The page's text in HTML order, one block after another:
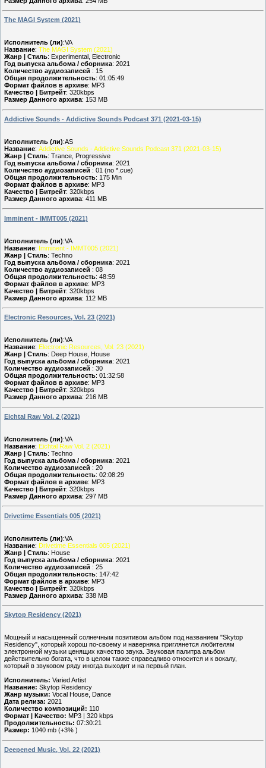
The MAGI System (2021)
Исполнитель (ли):VA
Название: The MAGI System (2021)
Жанр | Стиль: Experimental, Electronic
Год выпуска альбома / сборника: 2021
Количество аудиозаписей : 15
Общая продолжительность: 01:05:49
Формат файлов в архиве: MP3
Качество | Битрейт: 320kbps
Размер Данного архива: 153 MB
Addictive Sounds - Addictive Sounds Podcast 371 (2021-03-15)
Исполнитель (ли):AS
Название: Addictive Sounds - Addictive Sounds Podcast 371 (2021-03-15)
Жанр | Стиль: Trance, Progressive
Год выпуска альбома / сборника: 2021
Количество аудиозаписей : 01 (no *.cue)
Общая продолжительность: 175 Min
Формат файлов в архиве: MP3
Качество | Битрейт: 320kbps
Размер Данного архива: 411 MB
Imminent - IMMT005 (2021)
Исполнитель (ли):VA
Название: Imminent - IMMT005 (2021)
Жанр | Стиль: Techno
Год выпуска альбома / сборника: 2021
Количество аудиозаписей : 08
Общая продолжительность: 48:59
Формат файлов в архиве: MP3
Качество | Битрейт: 320kbps
Размер Данного архива: 112 MB
Electronic Resources, Vol. 23 (2021)
Исполнитель (ли):VA
Название: Electronic Resources, Vol. 23 (2021)
Жанр | Стиль: Deep House, House
Год выпуска альбома / сборника: 2021
Количество аудиозаписей : 30
Общая продолжительность: 01:32:58
Формат файлов в архиве: MP3
Качество | Битрейт: 320kbps
Размер Данного архива: 216 MB
Eichtal Raw Vol. 2 (2021)
Исполнитель (ли):VA
Название: Eichtal Raw Vol. 2 (2021)
Жанр | Стиль: Techno
Год выпуска альбома / сборника: 2021
Количество аудиозаписей : 20
Общая продолжительность: 02:08:29
Формат файлов в архиве: MP3
Качество | Битрейт: 320kbps
Размер Данного архива: 297 MB
Drivetime Essentials 005 (2021)
Исполнитель (ли):VA
Название: Drivetime Essentials 005 (2021)
Жанр | Стиль: House
Год выпуска альбома / сборника: 2021
Количество аудиозаписей : 25
Общая продолжительность: 147:42
Формат файлов в архиве: MP3
Качество | Битрейт: 320kbps
Размер Данного архива: 338 MB
Skytop Residency (2021)
Мощный и насыщенный солнечным позитивом альбом под названием "Skytop
Residency", который хорош по-своему и наверняка приглянется любителям
электронной музыки ценящих качество звука. Звуковая палитра альбом
действительно богата, что в целом также справедливо относится и к вокалу,
который в звуковом ряду иногда выходит и на первый план.
Исполнитель: Varied Artist
Название: Skytop Residency
Жанр музыки: Vocal House, Dance
Дата релиза: 2021
Количество композиций: 110
Формат | Качество: MP3 | 320 kbps
Продолжительность: 07:30:21
Размер: 1040 mb (+3% )
Deepened Music, Vol. 22 (2021)